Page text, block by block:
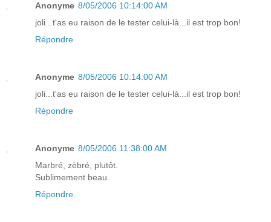
Anonyme 8/05/2006 10:14:00 AM
joli...t'as eu raison de le tester celui-là...il est trop bon!
Répondre
Anonyme 8/05/2006 10:14:00 AM
joli...t'as eu raison de le tester celui-là...il est trop bon!
Répondre
Anonyme 8/05/2006 11:38:00 AM
Marbré, zèbré, plutôt.
Sublimement beau.
Répondre